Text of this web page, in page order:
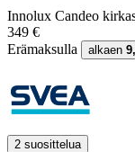
Innolux Candeo
349 €
Erämaksulla
alkaen
2 suosittelua